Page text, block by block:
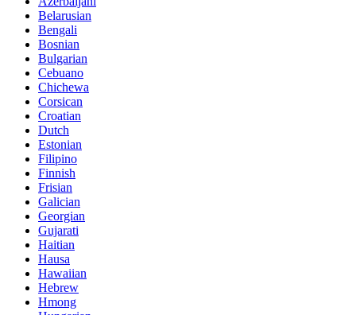
Belarusian
Bengali
Bosnian
Bulgarian
Cebuano
Chichewa
Corsican
Croatian
Dutch
Estonian
Filipino
Finnish
Frisian
Galician
Georgian
Gujarati
Haitian
Hausa
Hawaiian
Hebrew
Hmong